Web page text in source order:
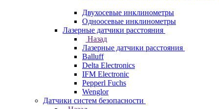
Двухосевые инклинометры
Одноосевые инклинометры
Лазерные датчики расстояния
Назад
Лазерные датчики расстояния
Balluff
Delta Electronics
IFM Electronic
Pepperl Fuchs
Wenglor
Датчики систем безопасности